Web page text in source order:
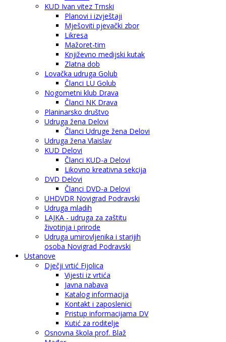
KUD Ivan vitez Trnski
Planovi i izvještaji
Mješoviti pjevački zbor
Likresa
Mažoret-tim
Književno medijski kutak
Zlatna dob
Lovačka udruga Golub
Članci LU Golub
Nogometni klub Drava
Članci NK Drava
Planinarsko društvo
Udruga žena Delovi
Članci Udruge žena Delovi
Udruga žena Vlaislav
KUD Delovi
Članci KUD-a Delovi
Likovno kreativna sekcija
DVD Delovi
Članci DVD-a Delovi
UHDVDR Novigrad Podravski
Udruga mladih
LAJKA - udruga za zaštitu
životinja i prirode
Udruga umirovljenika i starijih
osoba Novigrad Podravski
Ustanove
Dječji vrtić Fijolica
Vijesti iz vrtića
Javna nabava
Katalog informacija
Kontakt i zaposlenici
Pristup informacijama DV
Kutić za roditelje
Osnovna škola prof. Blaž